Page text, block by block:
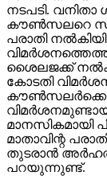
നടപടി.
കൗൺസലറെ
പരാതി
ശൈലജക്ക്
കോടതി
മാനസികമായി
മാതാവിന്റ
തുടരാൻ
പറയുന്നുണ്ട്.